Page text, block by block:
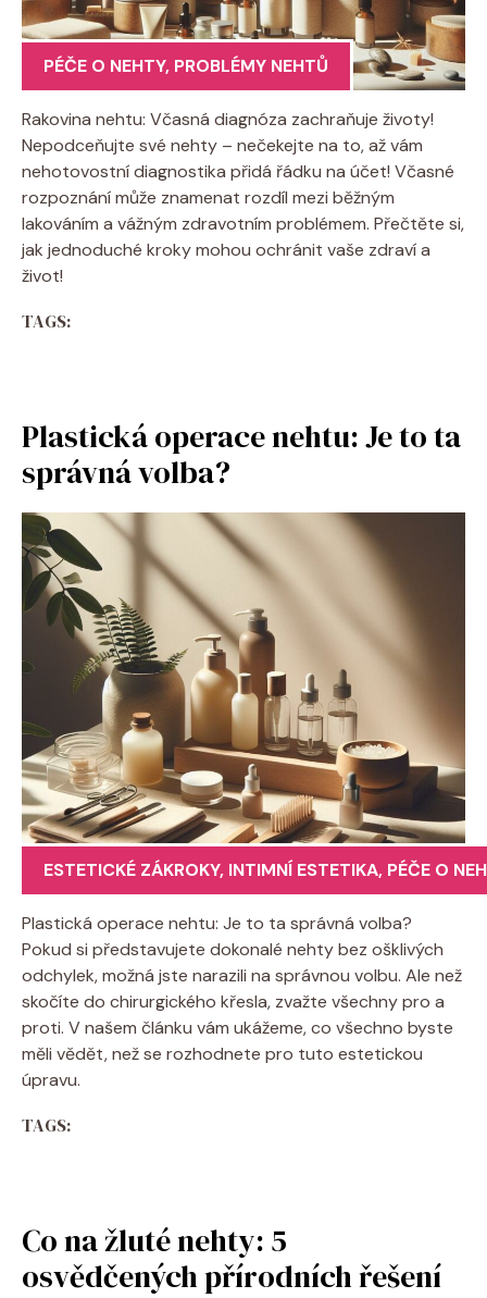
PÉČE O NEHTY, PROBLÉMY NEHTŮ
Rakovina nehtu: Včasná diagnóza zachraňuje životy!
Nepodceňujte své nehty – nečekejte na to, až vám
nehotovostní diagnostika přidá řádku na účet! Včasné
rozpoznání může znamenat rozdíl mezi běžným
lakováním a vážným zdravotním problémem. Přečtěte si,
jak jednoduché kroky mohou ochránit vaše zdraví a
život!
TAGS:
Plastická operace nehtu: Je to ta
správná volba?
ESTETICKÉ ZÁKROKY, INTIMNÍ ESTETIKA, PÉČE O
Plastická operace nehtu: Je to ta správná volba?
Pokud si představujete dokonalé nehty bez ošklivých
odchylek, možná jste narazili na správnou volbu. Ale než
skočíte do chirurgického křesla, zvažte všechny pro a
proti. V našem článku vám ukážeme, co všechno byste
měli vědět, než se rozhodnete pro tuto estetickou
úpravu.
TAGS:
Co na žluté nehty: 5
osvědčených přírodních řešení